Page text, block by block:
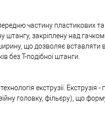
частину пластикових
штангу, закріплену над гачком.
що дозволяє вставляти
без Т-подібної штанги.
екструзії.
головку, фільєру), що